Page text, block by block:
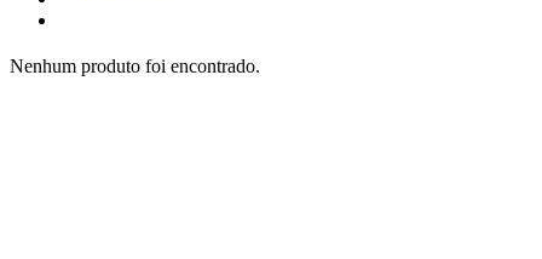
Nenhum produto foi encontrado.